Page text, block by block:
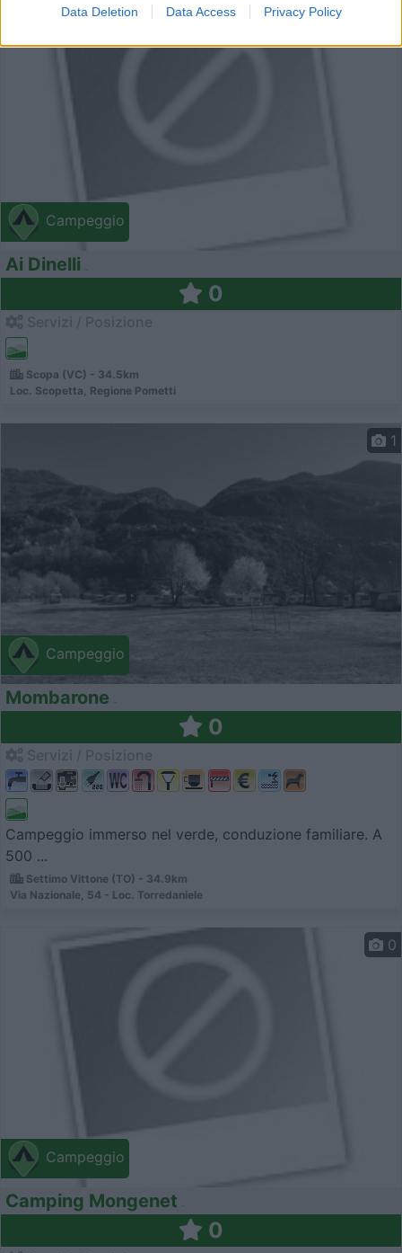
Data Deletion Data Access Privacy Policy
Campeggio
Ai Dinelli
0
Scopa (VC) - 34.5km
Loc. Scopetta, Regione Pometti
Campeggio
1
Mombarone
0
Campeggio immerso nel verde, conduzione familiare. A
500 ...
Settimo Vittone (TO) - 34.9km
Via Nazionale, 54 - Loc. Torredaniele
Campeggio
0
Camping Mongenet
0